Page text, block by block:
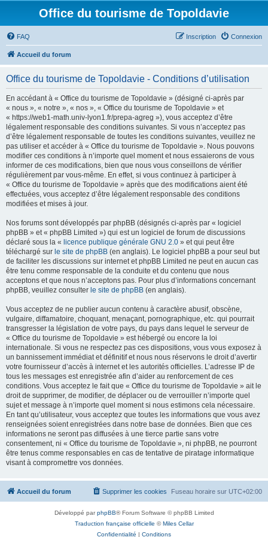
Office du tourisme de Topoldavie
FAQ Connexion
Inscription
Accueil du forum
Office du tourisme de Topoldavie - Conditions d’utilisation
En accédant à « Office du tourisme de Topoldavie » (désigné ci-après par
« nous », « notre », « nos », « Office du tourisme de Topoldavie » et
« https://web1-math.univ-lyon1.fr/prepa-agreg »), vous acceptez d’être
légalement responsable des conditions suivantes. Si vous n’acceptez pas
d’être légalement responsable de toutes les conditions suivantes, veuillez ne
pas utiliser et accéder à « Office du tourisme de Topoldavie ». Nous pouvons
modifier ces conditions à n’importe quel moment et nous essaierons de vous
informer de ces modifications, bien que nous vous conseillons de vérifier
régulièrement par vous-même. En effet, si vous continuez à participer à
« Office du tourisme de Topoldavie » après que des modifications aient été
effectuées, vous acceptez d’être légalement responsable des conditions
modifiées et mises à jour.
Nos forums sont développés par phpBB (désignés ci-après par « logiciel
phpBB » et « phpBB Limited ») qui est un logiciel de forum de discussions
déclaré sous la « licence publique générale GNU 2.0 » et qui peut être
téléchargé sur le site de phpBB (en anglais). Le logiciel phpBB a pour seul but
de faciliter les discussions sur internet et phpBB Limited ne peut en aucun cas
être tenu comme responsable de la conduite et du contenu que nous
acceptons et que nous n’acceptons pas. Pour plus d’informations concernant
phpBB, veuillez consulter le site de phpBB (en anglais).
Vous acceptez de ne publier aucun contenu à caractère abusif, obscène,
vulgaire, diffamatoire, choquant, menaçant, pornographique, etc. qui pourrait
transgresser la législation de votre pays, du pays dans lequel le serveur de
« Office du tourisme de Topoldavie » est hébergé ou encore la loi
internationale. Si vous ne respectez pas ces dispositions, vous vous exposez à
un bannissement immédiat et définitif et nous nous réservons le droit d’avertir
votre fournisseur d’accès à internet et les autorités officielles. L’adresse IP de
tous les messages est enregistrée afin d’aider au renforcement de ces
conditions. Vous acceptez le fait que « Office du tourisme de Topoldavie » ait le
droit de supprimer, de modifier, de déplacer ou de verrouiller n’importe quel
sujet et message à n’importe quel moment si nous estimons cela nécessaire.
En tant qu’utilisateur, vous acceptez que toutes les informations que vous avez
renseignées soient enregistrées dans notre base de données. Bien que ces
informations ne seront pas diffusées à une tierce partie sans votre
consentement, ni « Office du tourisme de Topoldavie », ni phpBB, ne pourront
être tenus comme responsables en cas de tentative de piratage informatique
visant à compromettre vos données.
Accueil du forum Fuseau horaire sur UTC+02:00
Supprimer les cookies
Développé parphpBB® Forum Software © phpBB Limited
Traduction française officielle ©Miles Cellar
Confidentialité | Conditions